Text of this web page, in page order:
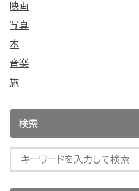
映画
写真
本
音楽
旅
検索